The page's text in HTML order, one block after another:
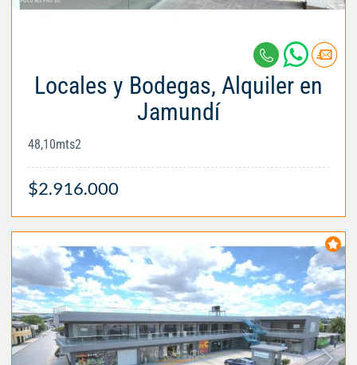
Locales y Bodegas, Alquiler en
Jamundí
48,10mts2
$2.916.000